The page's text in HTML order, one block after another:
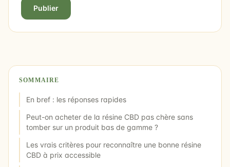
Publier
SOMMAIRE
En bref : les réponses rapides
Peut-on acheter de la résine CBD pas chère sans
tomber sur un produit bas de gamme ?
Les vrais critères pour reconnaître une bonne résine
CBD à prix accessible